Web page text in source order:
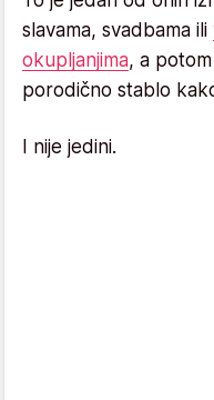
slavama, svadbama ili
okupljanjima, a
porodično stablo
I nije jedini.